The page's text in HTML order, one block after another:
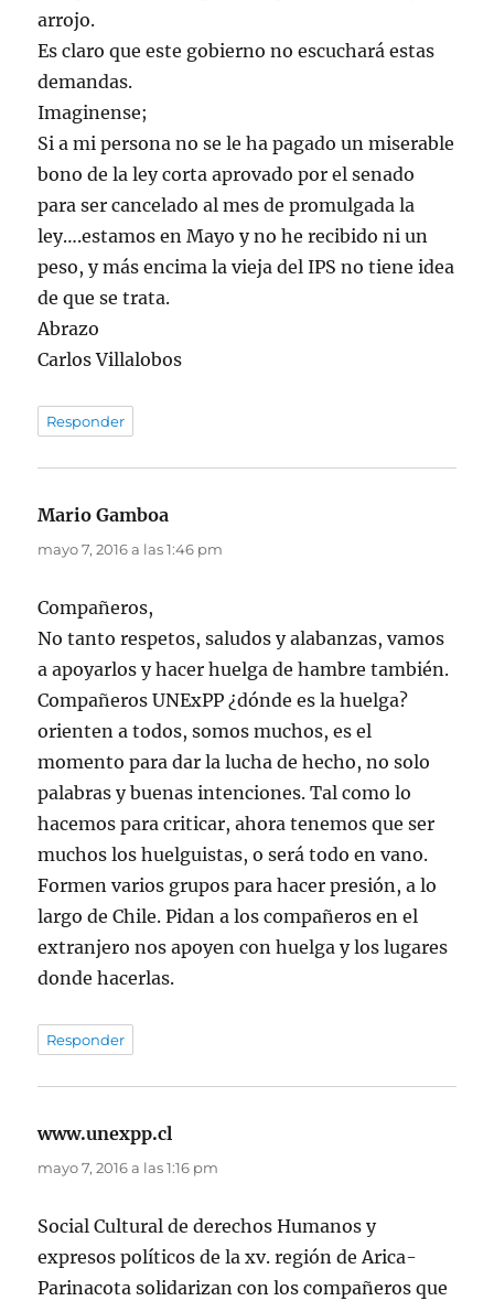
arrojo.
Es claro que este gobierno no escuchará estas
demandas.
Imaginense;
Si a mi persona no se le ha pagado un miserable
bono de la ley corta aprovado por el senado
para ser cancelado al mes de promulgada la
ley….estamos en Mayo y no he recibido ni un
peso, y más encima la vieja del IPS no tiene idea
de que se trata.
Abrazo
Carlos Villalobos
Responder
Mario Gamboa
mayo 7, 2016 a las 1:46 pm
Compañeros,
No tanto respetos, saludos y alabanzas, vamos
a apoyarlos y hacer huelga de hambre también.
Compañeros UNExPP ¿dónde es la huelga?
orienten a todos, somos muchos, es el
momento para dar la lucha de hecho, no solo
palabras y buenas intenciones. Tal como lo
hacemos para criticar, ahora tenemos que ser
muchos los huelguistas, o será todo en vano.
Formen varios grupos para hacer presión, a lo
largo de Chile. Pidan a los compañeros en el
extranjero nos apoyen con huelga y los lugares
donde hacerlas.
Responder
www.unexpp.cl
mayo 7, 2016 a las 1:16 pm
Social Cultural de derechos Humanos y
expresos políticos de la xv. región de Arica-
Parinacota solidarizan con los compañeros que